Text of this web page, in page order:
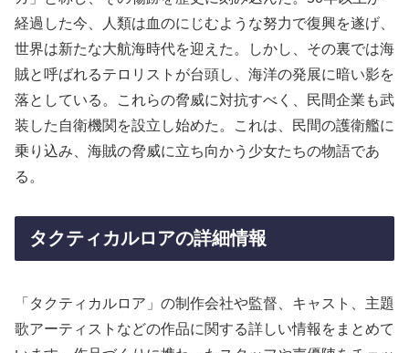
経過した今、人類は血のにじむような努力で復興を遂げ、
世界は新たな大航海時代を迎えた。しかし、その裏では海
賊と呼ばれるテロリストが台頭し、海洋の発展に暗い影を
落としている。これらの脅威に対抗すべく、民間企業も武
装した自衛機関を設立し始めた。これは、民間の護衛艦に
乗り込み、海賊の脅威に立ち向かう少女たちの物語であ
る。
タクティカルロアの詳細情報
「タクティカルロア」の制作会社や監督、キャスト、主題
歌アーティストなどの作品に関する詳しい情報をまとめて